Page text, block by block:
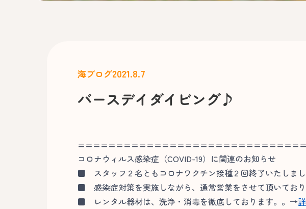
海ブログ2021.8.7
バースデイダイビング♪
コロナウィルス感染症（COVID-19）に関連のお知らせ
■ スタッフ２名ともコロナワクチン接種２回終了いたしま
■ 感染症対策を実施しながら、通常営業をさせて頂いてお
■ レンタル器材は、洗浄・消毒を徹底しております。。→